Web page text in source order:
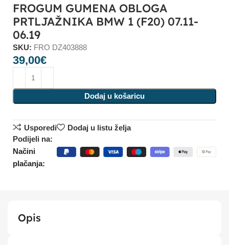
FROGUM GUMENA OBLOGA
PRTLJAŽNIKA BMW 1 (F20) 07.11-
06.19
SKU: FRO DZ403888
39,00€
Dodaj u košaricu
Usporedi
Dodaj u listu želja
Podijeli na:
Načini
plačanja:
Opis